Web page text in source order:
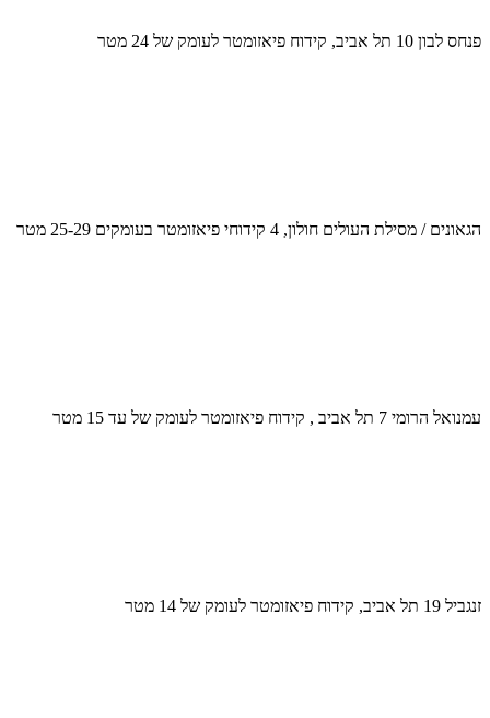
פנחס לבון 10 תל אביב, קידוח פיאזומטר לעומק של 24 מטר
הגאונים / מסילת העולים חולון, 4 קידוחי פיאזומטר בעומקים 25-29 מטר
עמנואל הרומי 7 תל אביב , קידוח פיאזומטר לעומק של עד 15 מטר
זנגביל 19 תל אביב, קידוח פיאזומטר לעומק של 14 מטר